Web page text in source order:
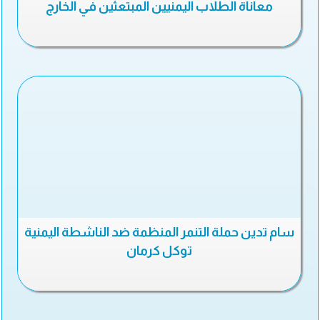
معاناة الطلاب اليمنيين المبتعثين في الخارج
سام تدين حملة التنمر المنظمة ضد الناشطة اليمنية
توكل كرمان